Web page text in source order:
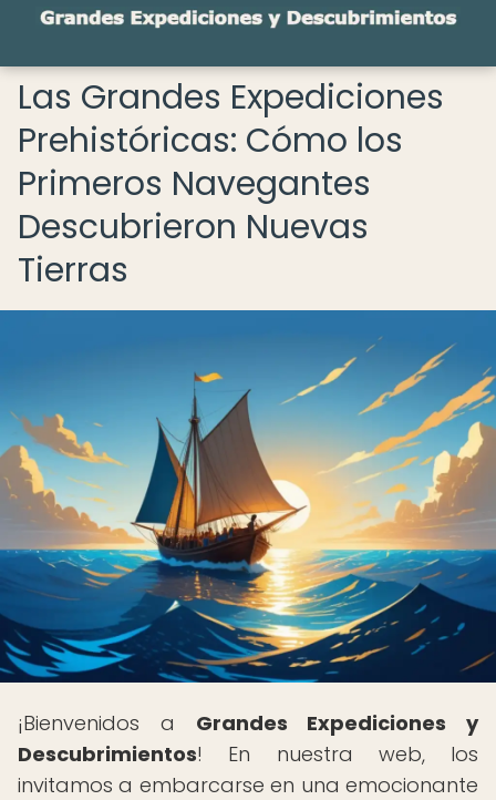
Las Grandes Expediciones
Prehistóricas: Cómo los
Primeros Navegantes
Descubrieron Nuevas
Tierras
¡Bienvenidos a Grandes Expediciones y
Descubrimientos! En nuestra web, los
invitamos a embarcarse en una emocionante